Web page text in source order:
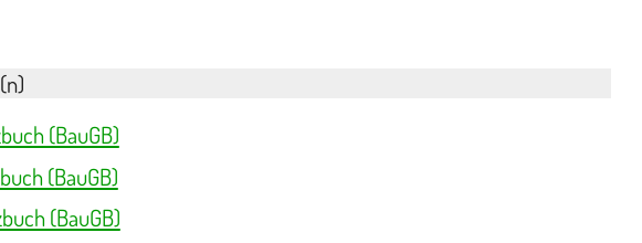
(BauGB)
(BauGB)
(BauGB)